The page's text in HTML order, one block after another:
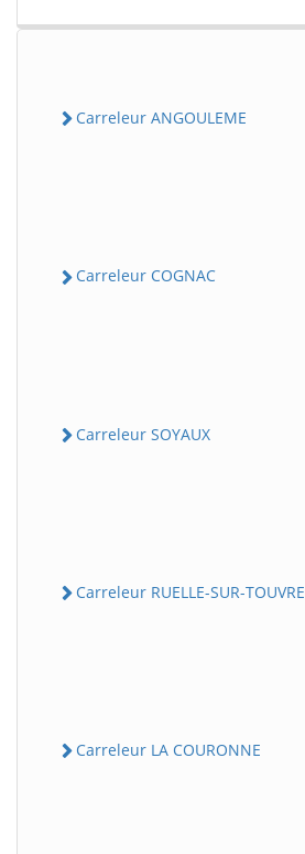
Carreleur ANGOULEME
Carreleur COGNAC
Carreleur SOYAUX
Carreleur RUELLE-SUR-TOUVRE
Carreleur LA COURONNE